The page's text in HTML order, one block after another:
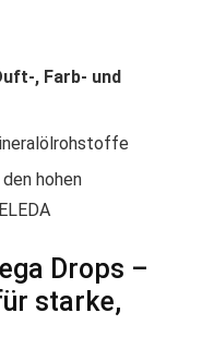
, Farb- und
hohen
Drops –
starke,